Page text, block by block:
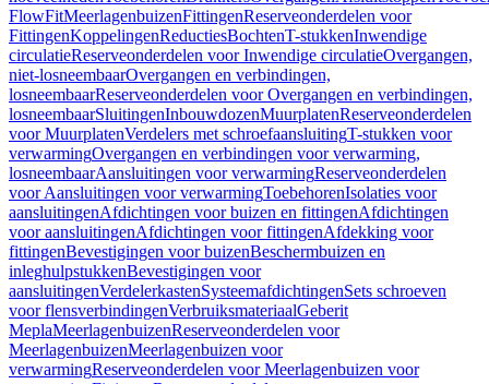
FlowFitMeerlagenbuizenFittingenReserveonderdelen voor
FittingenKoppelingenReductiesBochtenT-stukkenInwendige
circulatieReserveonderdelen voor Inwendige circulatieOvergangen,
niet-losneembaarOvergangen en verbindingen,
losneembaarReserveonderdelen voor Overgangen en verbindingen,
losneembaarSluitingenInbouwdozenMuurplatenReserveonderdelen
voor MuurplatenVerdelers met schroefaansluitingT-stukken voor
verwarmingOvergangen en verbindingen voor verwarming,
losneembaarAansluitingen voor verwarmingReserveonderdelen
voor Aansluitingen voor verwarmingToebehorenIsolaties voor
aansluitingenAfdichtingen voor buizen en fittingenAfdichtingen
voor aansluitingenAfdichtingen voor fittingenAfdekking voor
fittingenBevestigingen voor buizenBeschermbuizen en
inleghulpstukkenBevestigingen voor
aansluitingenVerdelerkastenSysteemafdichtingenSets schroeven
voor flensverbindingenVerbruiksmateriaalGeberit
MeplaMeerlagenbuizenReserveonderdelen voor
MeerlagenbuizenMeerlagenbuizen voor
verwarmingReserveonderdelen voor Meerlagenbuizen voor